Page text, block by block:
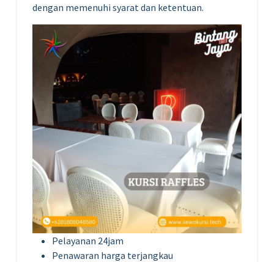
dengan memenuhi syarat dan ketentuan.
Pelayanan 24jam
Penawaran harga terjangkau